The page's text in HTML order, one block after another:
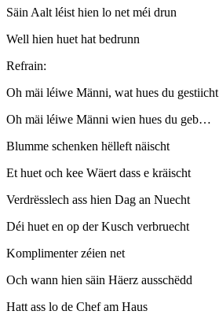
Säin Aalt léist hien lo net méi drun
Well hien huet hat bedrunn
Refrain:
Oh mäi léiwe Männi, wat hues du gestiicht
Oh mäi léiwe Männi wien hues du geb…
Blumme schenken hëlleft näischt
Et huet och kee Wäert dass e kräischt
Verdrësslech ass hien Dag an Nuecht
Déi huet en op der Kusch verbruecht
Komplimenter zéien net
Och wann hien säin Häerz ausschëdd
Hatt ass lo de Chef am Haus